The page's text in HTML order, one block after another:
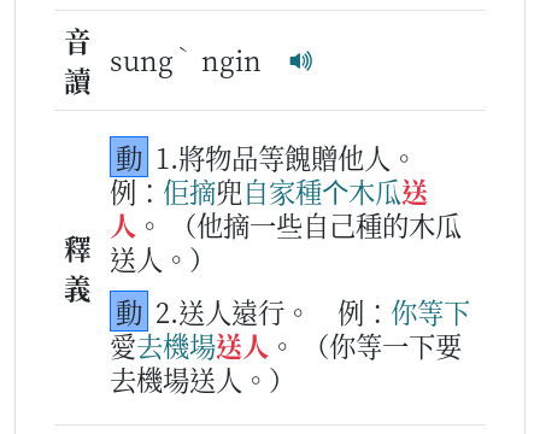
音
讀
sung ˋ ngin
釋
義
動 1.將物品等餽贈他人。
例： 佢摘兜自家種个木瓜送
人 。
（他摘一些自己種的木瓜
送人。）
動 2.送人遠行。 例： 你等下
愛去機場送人 。
（你等一下要
去機場送人。）